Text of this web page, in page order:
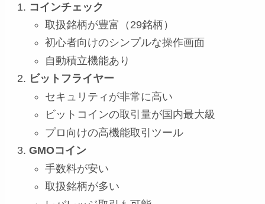
コインチェック
取扱銘柄が豊富（29銘柄）
初心者向けのシンプルな操作画面
自動積立機能あり
ビットフライヤー
セキュリティが非常に高い
ビットコインの取引量が国内最大級
プロ向けの高機能取引ツール
GMOコイン
手数料が安い
取扱銘柄が多い